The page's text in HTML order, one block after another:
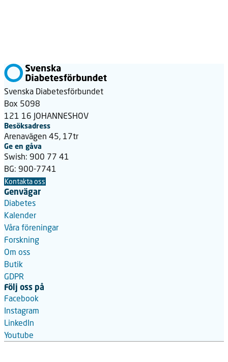
Svenska Diabetesförbundet
Box 5098
121 16 JOHANNESHOV
Besöksadress
Arenavägen 45, 17tr
Ge en gåva
Swish: 900 77 41
BG: 900-7741
Kontakta oss
Genvägar
Diabetes
Kalender
Våra föreningar
Forskning
Om oss
Butik
GDPR
Följ oss på
Facebook
Instagram
LinkedIn
Youtube